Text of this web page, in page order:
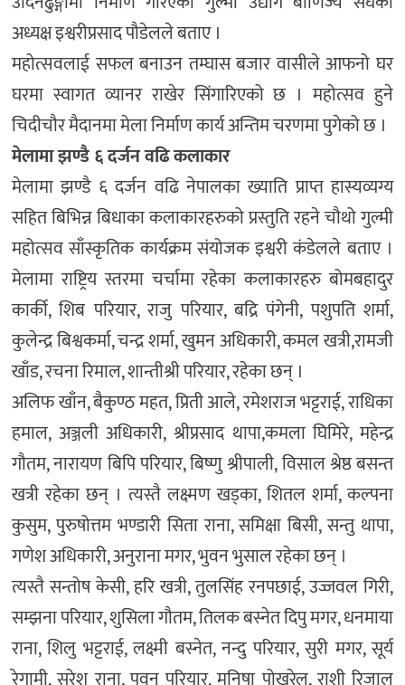
अध्यक्ष इश्वरीप्रसाद पौडेलले बताए ।
महोत्सवलाई सफल बनाउन तम्घास बजार वासीले आफनो घर
घरमा स्वागत व्यानर राखेर सिंगारिएको छ । महोत्सव हुने
चिदीचौर मैदानमा मेला निर्माण कार्य अन्तिम चरणमा पुगेको छ ।
मेलामा झण्डै ६ दर्जन वढि कलाकार
मेलामा झण्डै ६ दर्जन वढि नेपालका ख्याति प्राप्त हास्यव्यग्य
सहित बिभिन्न बिधाका कलाकारहरुको प्रस्तुति रहने चौथो गुल्मी
महोत्सव साँस्कृतिक कार्यक्रम संयोजक इश्वरी कंडेलले बताए ।
मेलामा राष्ट्रिय स्तरमा चर्चामा रहेका कलाकारहरु बोमबहादुर
कार्की, शिब परियार, राजु परियार, बद्रि पंगेनी, पशुपति शर्मा,
कुलेन्द्र बिश्वकर्मा, चन्द्र शर्मा, खुमन अधिकारी, कमल खत्री,रामजी
खाँड, रचना रिमाल, शान्तीश्री परियार, रहेका छन् ।
अलिफ खाँन, बैकुण्ठ महत, प्रिती आले, रमेशराज भट्टराई, राधिका
हमाल, अञ्जली अधिकारी, श्रीप्रसाद थापा,कमला घिमिरे, महेन्द्र
गौतम, नारायण बिपि परियार, बिष्णु श्रीपाली, विसाल श्रेष्ठ बसन्त
खत्री रहेका छन् । त्यस्तै लक्ष्मण खड्का, शितल शर्मा, कल्पना
कुसुम, पुरुषोत्तम भण्डारी सिता राना, समिक्षा बिसी, सन्तु थापा,
गणेश अधिकारी, अनुराना मगर, भुवन भुसाल रहेका छन् ।
त्यस्तै सन्तोष केसी, हरि खत्री, तुलसिंह रनपछाई, उज्जवल गिरी,
सम्झना परियार, शुसिला गौतम, तिलक बस्नेत दिपु मगर, धनमाया
राना, शिलु भट्टराई, लक्ष्मी बस्नेत, नन्दु परियार, सुरी मगर, सूर्य